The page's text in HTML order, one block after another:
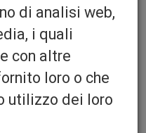
Bobst
di analisi web,
i quali
con altre
loro o che
utilizzo dei loro